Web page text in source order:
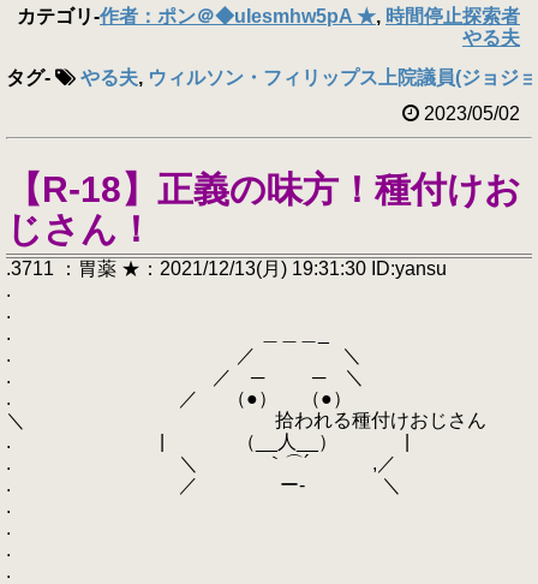
カテゴリ-作者：ポン＠◆uIesmhw5pA ★, 時間停止探索者
やる夫
タグ- やる夫, ウィルソン・フィリップス上院議員(ジョジ
2023/05/02
【R-18】正義の味方！種付けお
じさん！
.3711 ：胃薬 ★：2021/12/13(月) 19:31:30 ID:yansu
.
.
. ＿＿＿_
. ／ ＼
. ／ ─ ─ ＼
. ／ （●） （●）
＼ 拾われる種付けおじさん
. | （__人__） |
. ＼ ｀⌒´ ,／
. ／ ー‐ ＼
.
.
.
.